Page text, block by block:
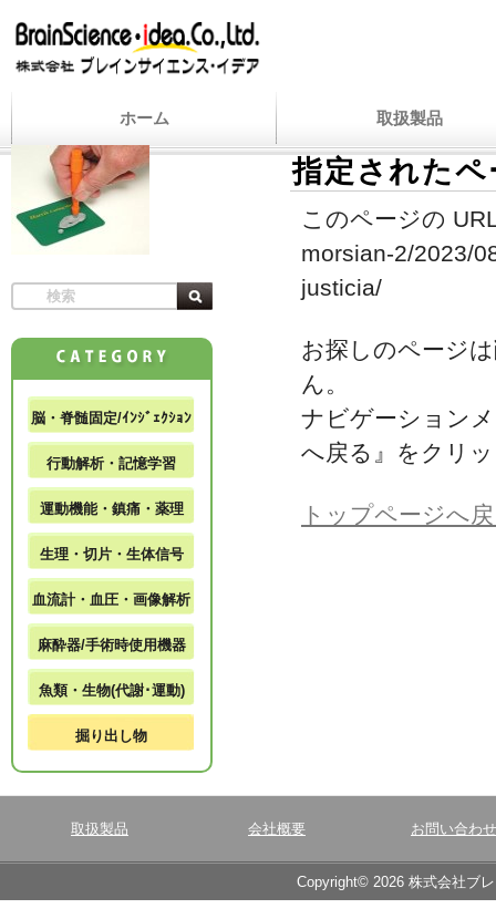
ホーム 取扱製品
指定された
このページの
morsian-2/2023/
justicia/
お探しのページ
ん。
ナビゲーション
へ戻る』をクリ
トップページへ
脳・脊髄固定/ｲﾝｼﾞｪｸｼｮﾝ
行動解析・記憶学習
運動機能・鎮痛・薬理
生理・切片・生体信号
血流計・血圧・画像解析
麻酔器/手術時使用機器
魚類・生物(代謝･運動)
掘り出し物
取扱製品 会社概要 お問い合わせ
Copyright© 2026 株式会社ブ